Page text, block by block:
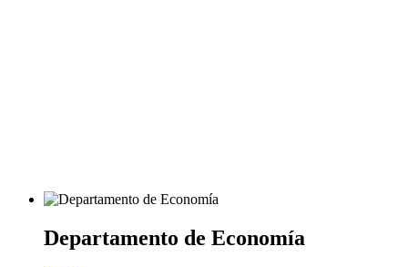
Departamento de Economía